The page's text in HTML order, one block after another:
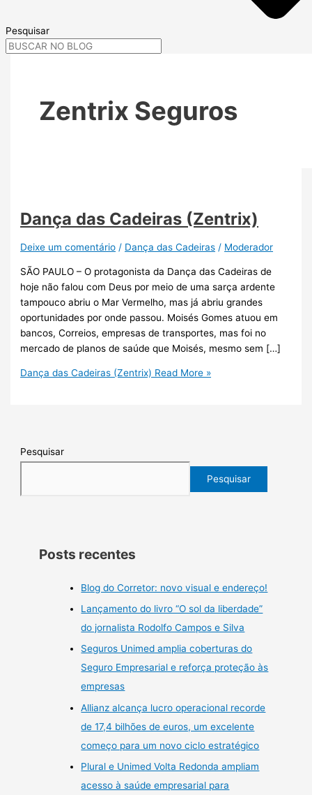
Pesquisar
Zentrix Seguros
Dança das Cadeiras (Zentrix)
Deixe um comentário / Dança das Cadeiras / Moderador
SÃO PAULO – O protagonista da Dança das Cadeiras de
hoje não falou com Deus por meio de uma sarça ardente
tampouco abriu o Mar Vermelho, mas já abriu grandes
oportunidades por onde passou. Moisés Gomes atuou em
bancos, Correios, empresas de transportes, mas foi no
mercado de planos de saúde que Moisés, mesmo sem […]
Dança das Cadeiras (Zentrix) Read More »
Pesquisar
Pesquisar
Posts recentes
Blog do Corretor: novo visual e endereço!
Lançamento do livro “O sol da liberdade”
do jornalista Rodolfo Campos e Silva
Seguros Unimed amplia coberturas do
Seguro Empresarial e reforça proteção às
empresas
Allianz alcança lucro operacional recorde
de 17,4 bilhões de euros, um excelente
começo para um novo ciclo estratégico
Plural e Unimed Volta Redonda ampliam
acesso à saúde empresarial para